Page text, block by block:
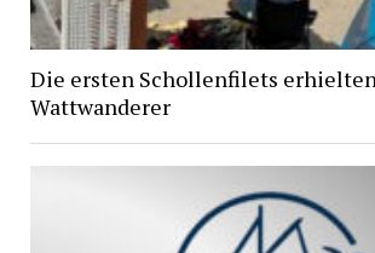
Die ersten Schollenfilets
Wattwanderer